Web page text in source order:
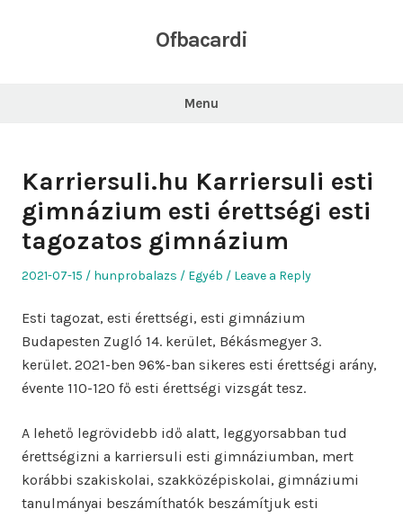
Ofbacardi
Menu
Karriersuli.hu Karriersuli esti
gimnázium esti érettségi esti
tagozatos gimnázium
Posted
2021-07-15 Author
hunprobalazs
Posted
Egyéb Leave a Reply
Esti tagozat, esti érettségi, esti gimnázium
Budapesten Zugló 14. kerület, Békásmegyer 3.
kerület. 2021-ben 96%-ban sikeres esti érettségi arány,
évente 110-120 fő esti érettségi vizsgát tesz.
A lehető legrövidebb idő alatt, leggyorsabban tud
érettségizni a karriersuli esti gimnáziumban, mert
korábbi szakiskolai, szakközépiskolai, gimnáziumi
tanulmányai beszámíthatók beszámítjuk esti